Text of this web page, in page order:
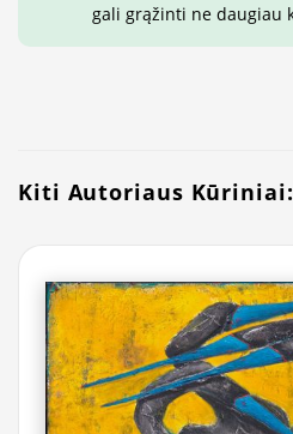
gali grąžinti ne daugiau
Kiti Autoriaus Kūriniai: